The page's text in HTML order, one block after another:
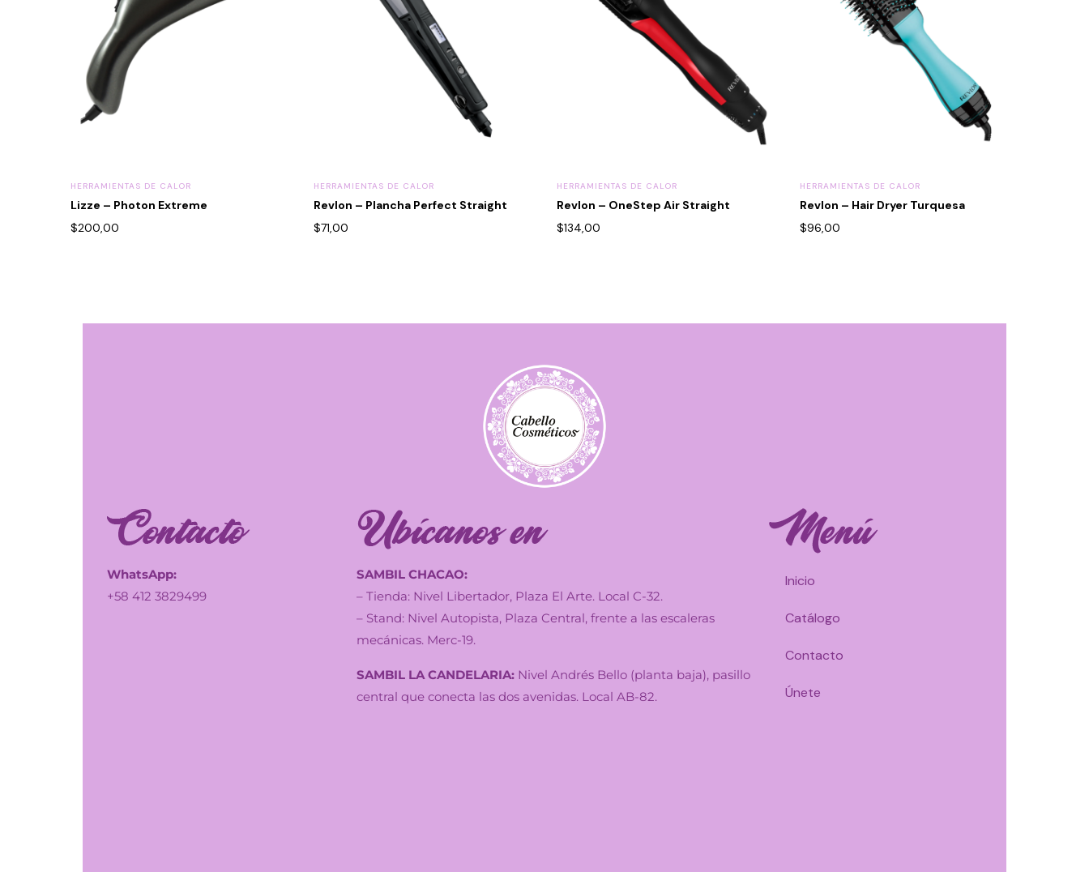
HERRAMIENTAS DE CALOR
Lizze – Photon Extreme
$200,00
HERRAMIENTAS DE CALOR
Revlon – Plancha Perfect Straight
$71,00
HERRAMIENTAS DE CALOR
Revlon – OneStep Air Straight
$134,00
HERRAMIENTAS DE CALOR
Revlon – Hair Dryer Turquesa
$96,00
WhatsApp:
+58 412 3829499
SAMBIL CHACAO:
– Tienda: Nivel Libertador, Plaza El Arte. Local C-32.
– Stand: Nivel Autopista, Plaza Central, frente a las escaleras
mecánicas. Merc-19.
SAMBIL LA CANDELARIA: Nivel Andrés Bello (planta baja), pasillo
central que conecta las dos avenidas. Local AB-82.
Inicio
Catálogo
Contacto
Únete